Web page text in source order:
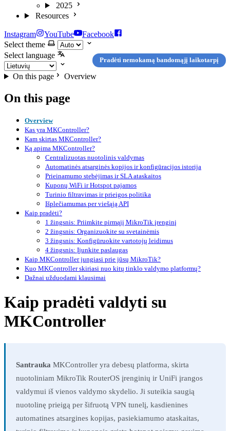
2025
Resources
Instagram YouTube
Facebook
Select theme
Select language
Pradėti nemokamą bandomąjį laikotarpį
On this page Overview
On this page
Overview
Kas yra MKController?
Kam skirtas MKController?
Ką apima MKController?
Centralizuotas nuotolinis valdymas
Automatinės atsarginės kopijos ir konfigūracijos istorija
Prieinamumo stebėjimas ir SLA ataskaitos
Kuponų WiFi ir Hotspot pajamos
Turinio filtravimas ir prieigos politika
Išplečiamumas per viešąją API
Kaip pradėti?
1 žingsnis: Priimkite pirmąjį MikroTik įrenginį
2 žingsnis: Organizuokite su svetainėmis
3 žingsnis: Konfigūruokite vartotojų leidimus
4 žingsnis: Įjunkite paslaugas
Kaip MKController jungiasi prie jūsų MikroTik?
Kuo MKController skiriasi nuo kitų tinklo valdymo platformų?
Dažnai užduodami klausimai
Kaip pradėti valdyti su
MKController
Santrauka MKController yra debesų platforma, skirta
nuotoliniam MikroTik RouterOS įrenginių ir UniFi įrangos
valdymui iš vienos valdymo skydelio. Ji suteikia saugią
nuotolinę prieigą per šifruotą VPN tunelį, kasdienines
automatines atsargines kopijas, pasiekiamumo ataskaitas,